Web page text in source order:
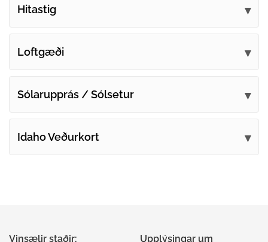
Hitastig
Loftgæði
Sólarupprás / Sólsetur
Idaho Veðurkort
Vinsælir staðir:
Upplýsingar um